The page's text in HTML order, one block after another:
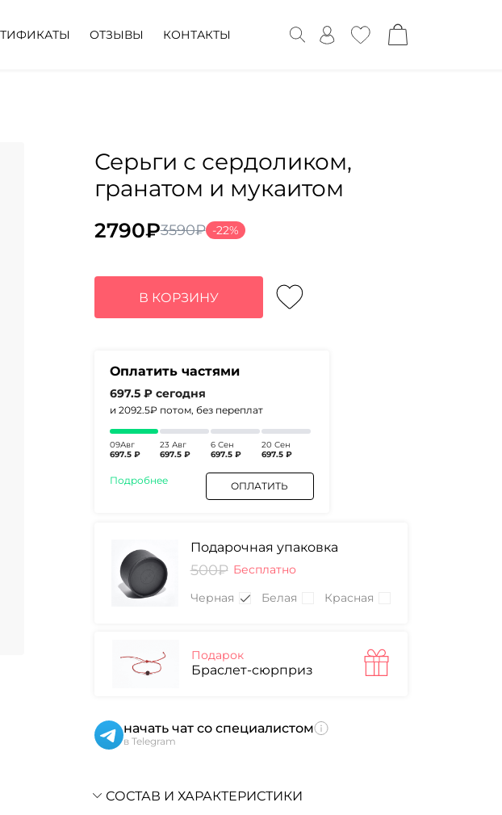
ОТЗЫВЫ КОНТАКТЫ
Серьги с сердоликом,
гранатом и мукаитом
3590₽
Первоначальная
составляла
3590₽.
2790₽
Текущая
2790₽.
-22%
В КОРЗИНУ
Оплатить частями
697.5 ₽ сегодня
и 2092.5₽ потом, без переплат
09Авг
697.5 ₽
23 Авг
697.5 ₽
6 Сен
697.5 ₽
20 Сен
697.5 ₽
Подробнее ОПЛАТИТЬ
Подарочная упаковка
500₽ Бесплатно
Черная
Белая Красная
Подарок
Браслет-сюрприз
начать чат со специалистом
в Telegram
СОСТАВ И ХАРАКТЕРИСТИКИ